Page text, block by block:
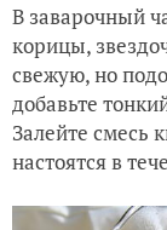
В заварочный
корицы,
свежую, но
добавьте
Залейте смесь
настоятся в